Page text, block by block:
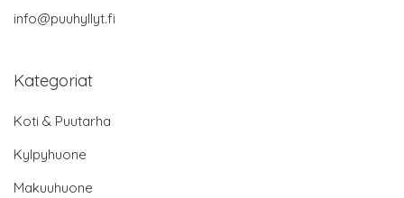
info@puuhyllyt.fi
Kategoriat
Koti & Puutarha
Kylpyhuone
Makuuhuone